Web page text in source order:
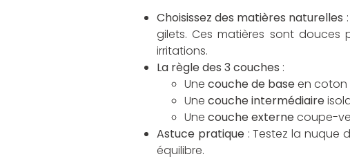
Choisissez des matières naturelles
gilets. Ces matières sont
irritations.
La règle des 3 couches :
Une couche de baseen coton
Une couche intermédiaire
Une couche externecoupe-
Astuce pratique: Testez la nuque
équilibre.